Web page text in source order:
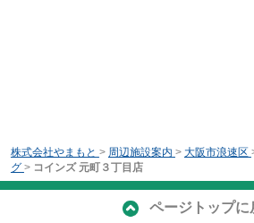
株式会社やまもと > 周辺施設案内 > 大阪市浪速区
グ > コインズ 元町３丁目店
ページトップに